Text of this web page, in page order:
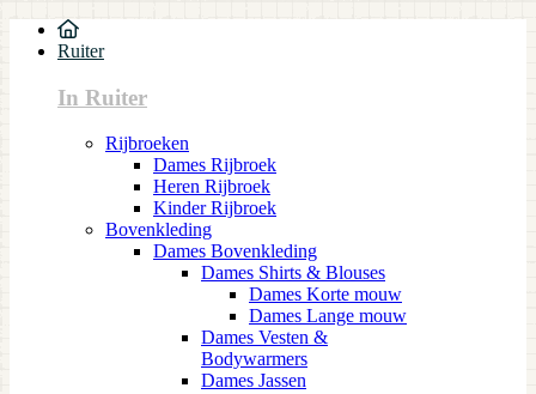
Ruiter
In Ruiter
Rijbroeken
Dames Rijbroek
Heren Rijbroek
Kinder Rijbroek
Bovenkleding
Dames Bovenkleding
Dames Shirts & Blouses
Dames Korte mouw
Dames Lange mouw
Dames Vesten &
Bodywarmers
Dames Jassen